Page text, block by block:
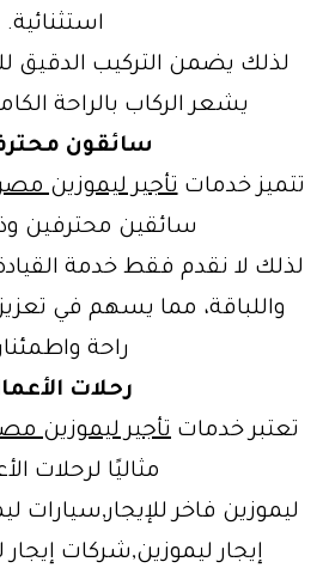
استثنائية.
لذلك يضمن التركيب الدقيق
يشعر الركاب بالراحة
سائقون
تتميز خدماتتأجير ليموزين
سائقين محترفين
لذلك لا نقدم فقط خدمة
واللباقة، مما يسهم في
راحة
رحلات
تعتبر خدمات تأجير ليموزين
مثاليًا لرحلات
ليموزين فاخر للإيجار,سيارات
إيجار ليموزين,شركات إيجار